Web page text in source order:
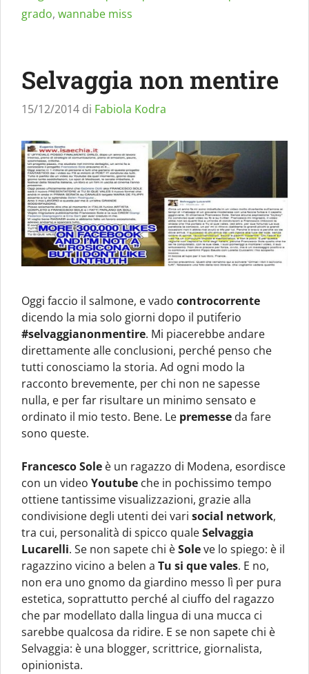
grado, wannabe miss
Selvaggia non mentire
15/12/2014 di Fabiola Kodra
Oggi faccio il salmone, e vado controcorrente
dicendo la mia solo giorni dopo il putiferio
#selvaggianonmentire. Mi piacerebbe andare
direttamente alle conclusioni, perché penso che
tutti conosciamo la storia. Ad ogni modo la
racconto brevemente, per chi non ne sapesse
nulla, e per far risultare un minimo sensato e
ordinato il mio testo. Bene. Le premesse da fare
sono queste.
Francesco Sole è un ragazzo di Modena, esordisce
con un video Youtube che in pochissimo tempo
ottiene tantissime visualizzazioni, grazie alla
condivisione degli utenti dei vari social network,
tra cui, personalità di spicco qualeSelvaggia
Lucarelli. Se non sapete chi èSoleve lo spiego: è il
ragazzino vicino a belen a Tu si que vales. E no,
non era uno gnomo da giardino messo lì per pura
estetica, soprattutto perché al ciuffo del ragazzo
che par modellato dalla lingua di una mucca ci
sarebbe qualcosa da ridire. E se non sapete chi è
Selvaggia: è una blogger, scrittrice, giornalista,
opinionista.